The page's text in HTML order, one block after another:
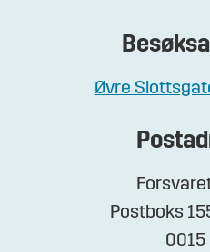
Øvre
Postboks
0015